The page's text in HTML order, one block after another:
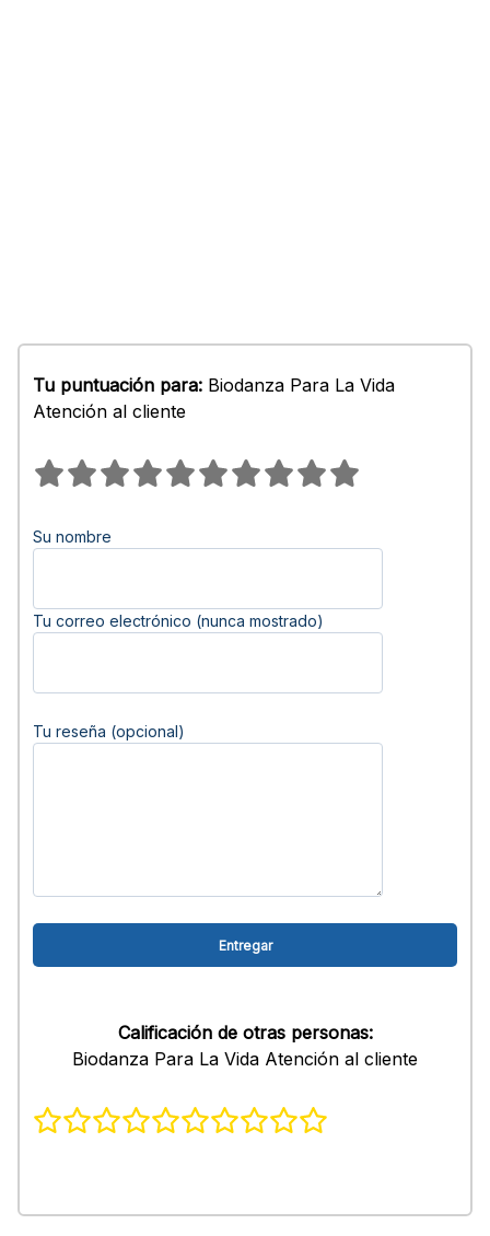
Tu puntuación para: Biodanza Para La Vida
Atención al cliente
Su nombre
Tu correo electrónico (nunca mostrado)
Tu reseña (opcional)
Calificación de otras personas:
Biodanza Para La Vida Atención al cliente